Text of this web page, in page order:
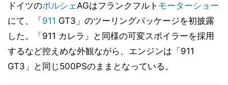
ドイツのポルシェAGはフランクフルト モーターショー
にて、「 911 GT3」のツーリングパッケージを初披露
した。「911 カレラ」と同様の可変スポイラーを採用
するなど控えめな外観ながら、エンジンは「911
GT3」と同じ500PSのままとなっている。